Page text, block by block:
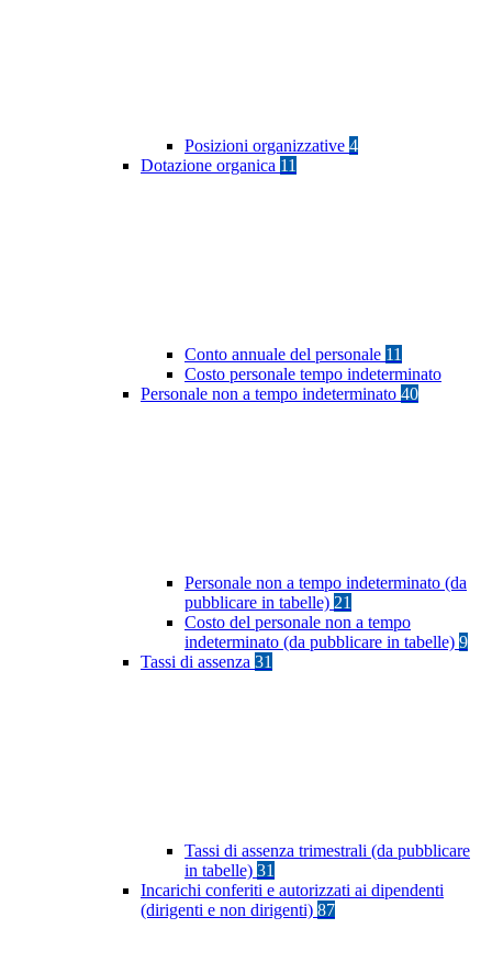
Posizioni organizzative 4
Dotazione organica 11
Conto annuale del personale 11
Costo personale tempo indeterminato
Personale non a tempo indeterminato 40
Personale non a tempo indeterminato (da
pubblicare in tabelle) 21
Costo del personale non a tempo
indeterminato (da pubblicare in tabelle) 9
Tassi di assenza 31
Tassi di assenza trimestrali (da pubblicare
in tabelle) 31
Incarichi conferiti e autorizzati ai dipendenti
(dirigenti e non dirigenti) 87